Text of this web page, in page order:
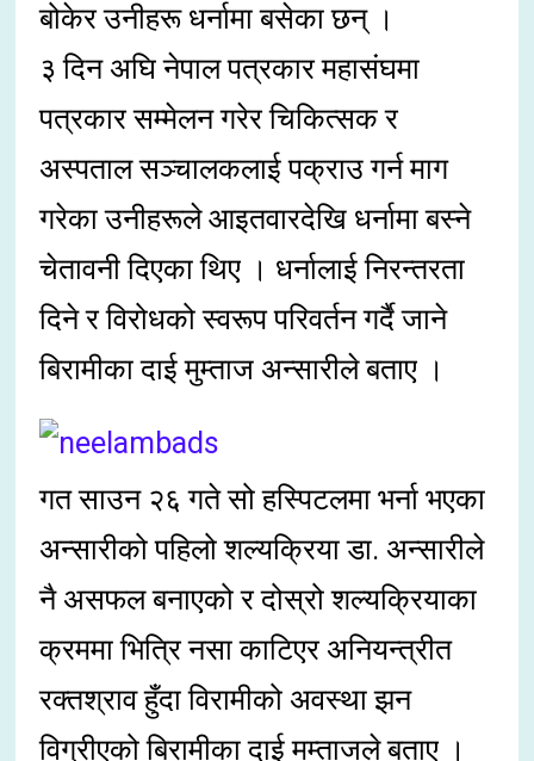
बोकेर उनीहरू धर्नामा बसेका छन् ।
३ दिन अघि नेपाल पत्रकार महासंघमा
पत्रकार सम्मेलन गरेर चिकित्सक र
अस्पताल सञ्चालकलाई पक्राउ गर्न माग
गरेका उनीहरूले आइतवारदेखि धर्नामा बस्ने
चेतावनी दिएका थिए । धर्नालाई निरन्तरता
दिने र विरोधको स्वरूप परिवर्तन गर्दै जाने
बिरामीका दाई मुम्ताज अन्सारीले बताए ।
गत साउन २६ गते सो हस्पिटलमा भर्ना भएका
अन्सारीको पहिलो शल्यक्रिया डा. अन्सारीले
नै असफल बनाएको र दोस्रो शल्यक्रियाका
क्रममा भित्रि नसा काटिएर अनियन्त्रीत
रक्तश्राव हुँदा विरामीको अवस्था झन
विग्रीएको बिरामीका दाई मम्ताजले बताए ।